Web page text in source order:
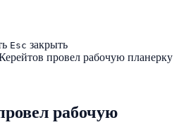
Esc закрыть
провел рабочую планерку
рабочую